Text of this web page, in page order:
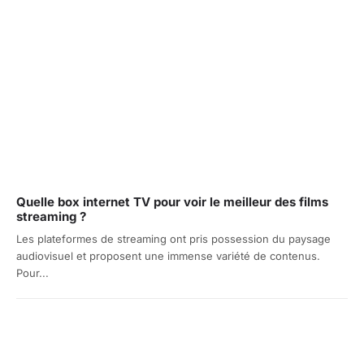
Quelle box internet TV pour voir le meilleur des films
streaming ?
Les plateformes de streaming ont pris possession du paysage
audiovisuel et proposent une immense variété de contenus.
Pour...